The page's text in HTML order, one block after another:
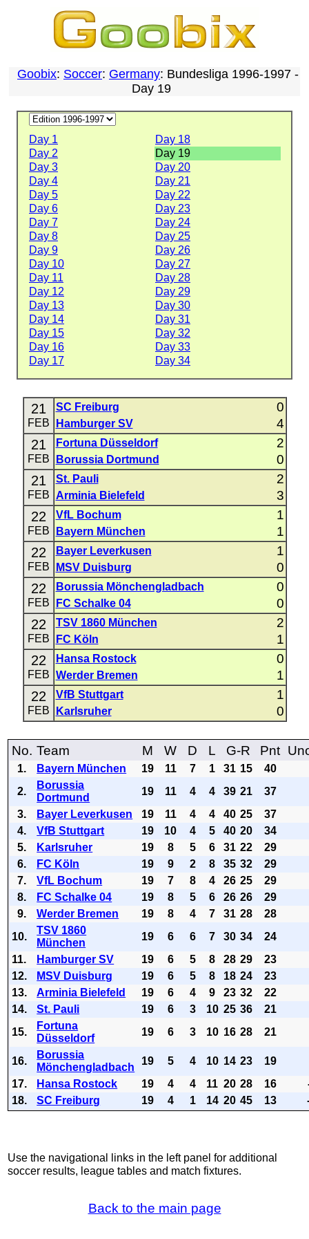
Goobix: Soccer: Germany: Bundesliga 1996-1997 -
Day 19
Day 1
Day 18
Day 2
Day 19
Day 3
Day 20
Day 4
Day 21
Day 5
Day 22
Day 6
Day 23
Day 7
Day 24
Day 8
Day 25
Day 9
Day 26
Day 10
Day 27
Day 11
Day 28
Day 12
Day 29
Day 13
Day 30
Day 14
Day 31
Day 15
Day 32
Day 16
Day 33
Day 17
Day 34
21
FEB
SC Freiburg 0
Hamburger SV 4
21
FEB
Fortuna Düsseldorf 2
Borussia Dortmund 0
21
FEB
St. Pauli 2
Arminia Bielefeld 3
22
FEB
VfL Bochum 1
Bayern München 1
22
FEB
Bayer Leverkusen 1
MSV Duisburg 0
22
FEB
Borussia Mönchengladbach 0
FC Schalke 04 0
22
FEB
TSV 1860 München 2
FC Köln 1
22
FEB
Hansa Rostock 0
Werder Bremen 1
22
FEB
VfB Stuttgart 1
Karlsruher 0
No. Team M W D L G-R Pnt
1. Bayern München 19 11 7 1 31 15 40
2.
Borussia
Dortmund
19 11 4 4 39 21 37
3.
Bayer Leverkusen 19 11 4 4 40 25 37
4.
VfB Stuttgart 19 10 4 5 40 20
34
5.
Karlsruher 19 8 5 6 31 22
29
6.
FC Köln 19 9 2 8 35 32
29
7.
VfL Bochum 19 7 8 4 26 25
29
8.
FC Schalke 04 19 8 5 6 26 26
29
9.
Werder Bremen 19 8 4 7 31 28
28
10.
TSV 1860
München
19 6 6 7 30 34
24
11.
Hamburger SV 19 6 5 8 28 29
23
12.
MSV Duisburg 19 6 5 8 18 24
23
13.
Arminia Bielefeld 19 6 4 9 23 32
22
14.
St. Pauli 19 6 3 10 25 36
21
15.
Fortuna
Düsseldorf
19 6 3 10 16 28 21
16.
Borussia
Mönchengladbach
19 5 4 10 14 23
19
17.
Hansa Rostock 19 4 4 11 20 28 16
18.
SC Freiburg 19 4 1 14 20 45 13
Use the navigational links in the left panel for additional
soccer results, league tables and match fixtures.
Back to the main page